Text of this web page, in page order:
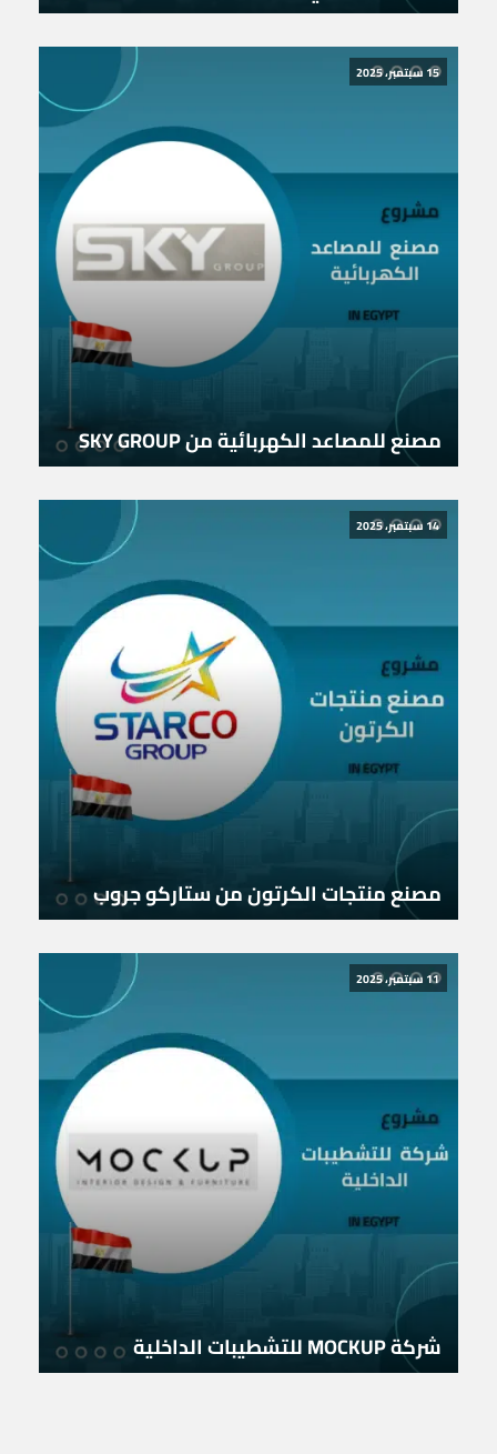
15 سبتمبر، 2025
مصنع للمصاعد الكهربائية من SKY GROUP
14 سبتمبر، 2025
مصنع منتجات الكرتون من ستاركو جروب
11 سبتمبر، 2025
شركة MOCKUP للتشطيبات الداخلية